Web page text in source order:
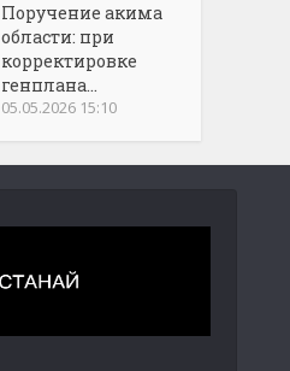
Поручение акима
области: при
корректировке
генплана...
05.05.2026 15:10